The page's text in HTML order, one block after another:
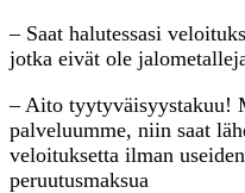
– Saat halutessasi
jotka eivät ole
– Aito tyytyväisyystakuu!
palveluumme, niin saat
veloituksetta ilman
peruutusmaksua